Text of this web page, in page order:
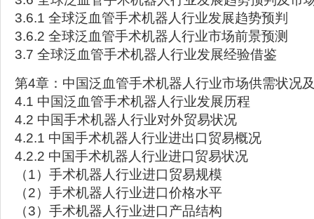
3.6.1 全球泛血管手术机器人行业发展趋势预判
3.6.2 全球泛血管手术机器人行业市场前景预测
3.7 全球泛血管手术机器人行业发展经验借鉴
第4章：中国泛血管手术机器人行业市场供需状况
4.1 中国泛血管手术机器人行业发展历程
4.2 中国手术机器人行业对外贸易状况
4.2.1 中国手术机器人行业进出口贸易概况
4.2.2 中国手术机器人行业进口贸易状况
（1）手术机器人行业进口贸易规模
（2）手术机器人行业进口价格水平
（3）手术机器人行业进口产品结构